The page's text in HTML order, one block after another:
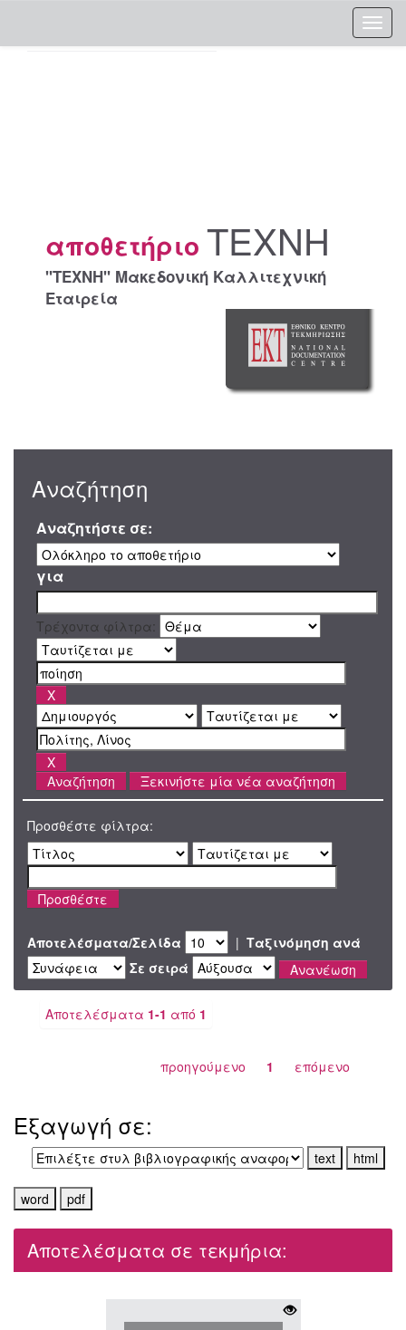
αποθετήριο ΤΕΧΝΗ
"ΤΕΧΝΗ" Μακεδονική Καλλιτεχνική
Εταιρεία
Αναζήτηση
Αναζητήστε σε:
για
Τρέχοντα φίλτρα:
Ξεκινήστε μία νέα αναζήτηση
Προσθέστε φίλτρα:
Αποτελέσματα/Σελίδα | Ταξινόμηση ανά
Σε σειρά
Αποτελέσματα 1-1 από 1
προηγούμενο 1 επόμενο
Εξαγωγή σε:
Αποτελέσματα σε τεκμήρια: